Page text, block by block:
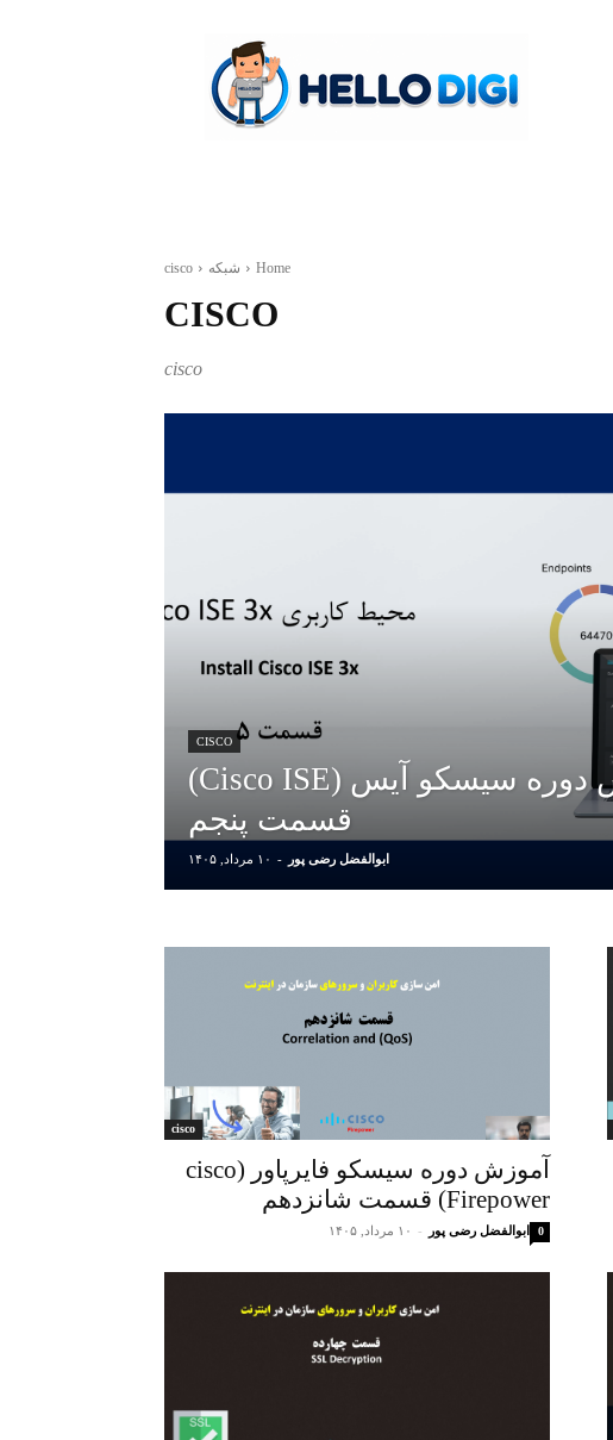
Home شبکه cisco
CISCO
cisco
CISCO
آموزش دوره سیسکو آیس (Cisco ISE)
قسمت پنجم
ابوالفضل رضی پور - ۱۰ مرداد, ۱۴۰۵
cisco
آموزش دوره سیسکو فایرپاور (cisco
Firepower) قسمت شانزدهم
ابوالفضل رضی پور - ۱۰ مرداد, ۱۴۰۵ 0